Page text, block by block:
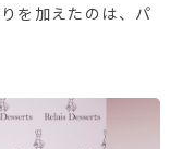
を加えたのは、パ